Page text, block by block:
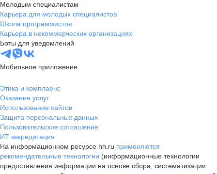
Молодым специалистам
Карьера для молодых специалистов
Школа программистов
Карьера в некоммерческих организациях
Боты для уведомлений
Мобильное приложение
Этика и комплаенс
Оказание услуг
Использование сайтов
Защита персональных данных
Пользовательское соглашение
ИТ аккредитация
На информационном ресурсе hh.ru применяются
рекомендательные технологии (информационные технологии
предоставления информации на основе сбора, систематизации